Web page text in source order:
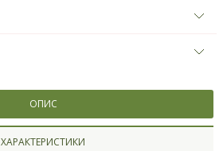
ОПИС
ХАРАКТЕРИСТИКИ